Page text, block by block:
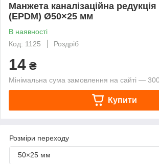
Манжета каналізаційна
(EPDM) Ø50×25 мм
В наявності
Код: 1125
Роздріб
14 ₴
Мінімальна сума замовлення на сайті —
Купити
Розміри переходу
50×25 мм